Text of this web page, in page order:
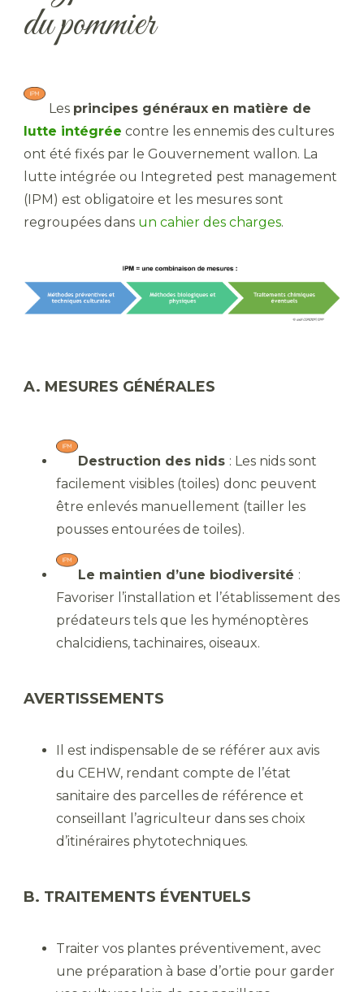
du pommier
​ Les principes généraux en matière de
lutte intégrée contre les ennemis des cultures
ont été fixés par le Gouvernement wallon. La
lutte intégrée ou Integreted pest management
(IPM) est obligatoire et les mesures sont
regroupées dans un cahier des charges.
A. MESURES GÉNÉRALES
Destruction des nids : Les nids sont
facilement visibles (toiles) donc peuvent
être enlevés manuellement (tailler les
pousses entourées de toiles).
Le maintien d’une biodiversité :
Favoriser l’installation et l’établissement des
prédateurs tels que les hyménoptères
chalcidiens, tachinaires, oiseaux.
AVERTISSEMENTS
Il est indispensable de se référer aux avis
du CEHW, rendant compte de l’état
sanitaire des parcelles de référence et
conseillant l’agriculteur dans ses choix
d’itinéraires phytotechniques.
B. TRAITEMENTS ÉVENTUELS
Traiter vos plantes préventivement, avec
une préparation à base d’ortie pour garder